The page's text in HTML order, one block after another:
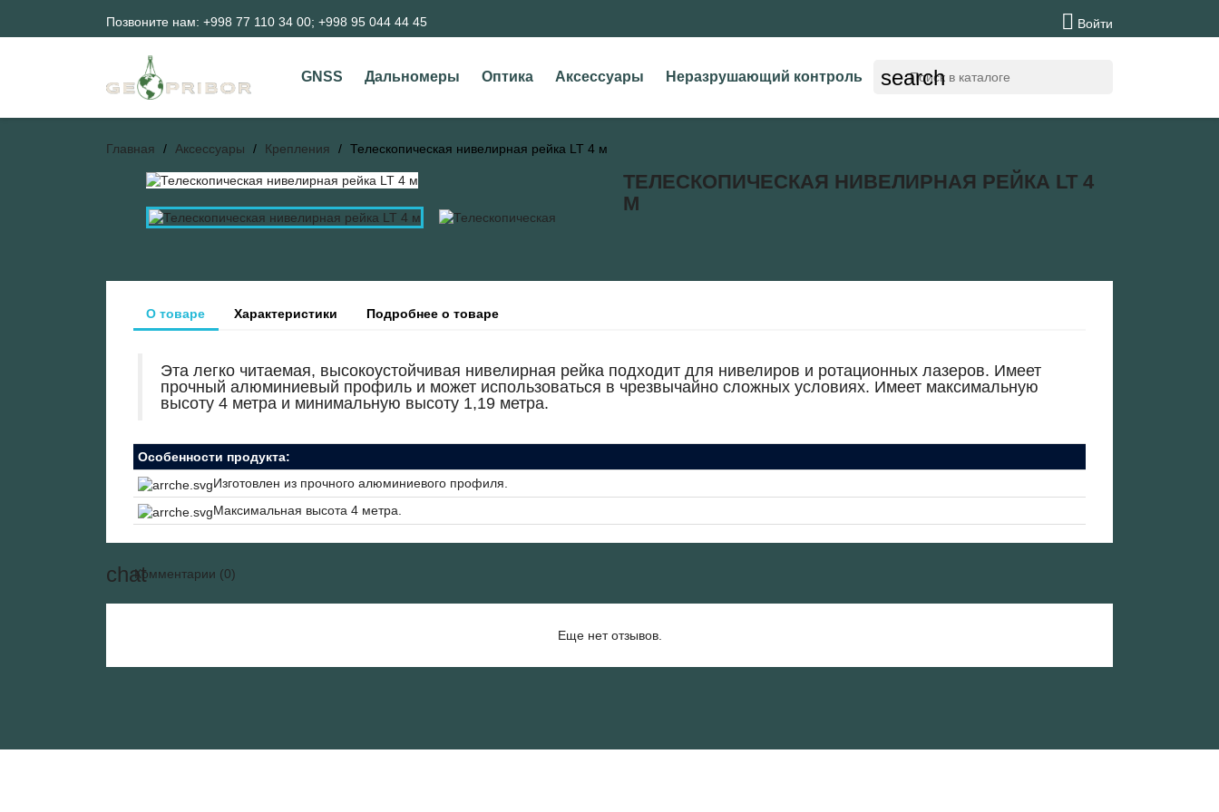
Позвоните нам: +998 77 110 34 00; +998 95 044 44 45  Войти
GNSS Дальномеры Оптика Аксессуары Неразрушающий контроль search
Главная Аксессуары Крепления Телескопическая нивелирная рейка LT 4 м
ТЕЛЕСКОПИЧЕСКАЯ НИВЕЛИРНАЯ РЕЙКА LT 4
М
О товаре Характеристики Подробнее о товаре
Эта легко читаемая, высокоустойчивая нивелирная рейка подходит для нивелиров и ротационных лазеров. Имеет
прочный алюминиевый профиль и может использоваться в чрезвычайно сложных условиях. Имеет максимальную
высоту 4 метра и минимальную высоту 1,19 метра.
Особенности продукта:
Изготовлен из прочного алюминиевого профиля.
Максимальная высота 4 метра.
Комментарии (0)
Еще нет отзывов.